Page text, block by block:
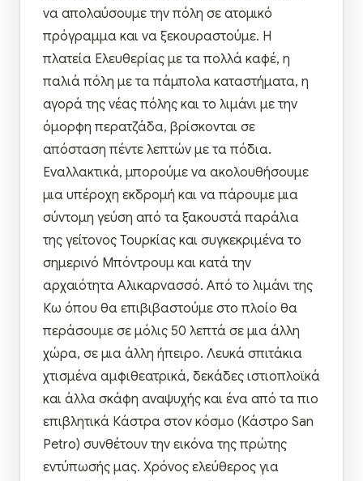
να απολαύσουμε την πόλη σε ατομικό
πρόγραμμα και να ξεκουραστούμε. Η
πλατεία Ελευθερίας με τα πολλά καφέ, η
παλιά πόλη με τα πάμπολα καταστήματα, η
αγορά της νέας πόλης και το λιμάνι με την
όμορφη περατζάδα, βρίσκονται σε
απόσταση πέντε λεπτών με τα πόδια.
Εναλλακτικά, μπορούμε να ακολουθήσουμε
μια υπέροχη εκδρομή και να πάρουμε μια
σύντομη γεύση από τα ξακουστά παράλια
της γείτονος Τουρκίας και συγκεκριμένα το
σημερινό Μπόντρουμ και κατά την
αρχαιότητα Αλικαρνασσό. Από το λιμάνι της
Κω όπου θα επιβιβαστούμε στο πλοίο θα
περάσουμε σε μόλις 50 λεπτά σε μια άλλη
χώρα, σε μια άλλη ήπειρο. Λευκά σπιτάκια
χτισμένα αμφιθεατρικά, δεκάδες ιστιοπλοϊκά
και άλλα σκάφη αναψυχής και ένα από τα πιο
επιβλητικά Κάστρα στον κόσμο (Κάστρο San
Petro) συνθέτουν την εικόνα της πρώτης
εντύπωσής μας. Χρόνος ελεύθερος για